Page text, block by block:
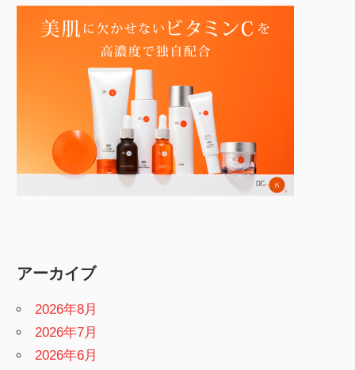
アーカイブ
2026年8月
2026年7月
2026年6月